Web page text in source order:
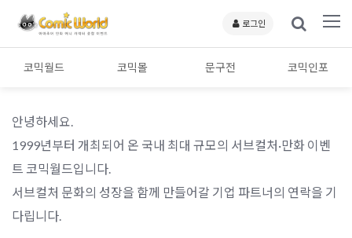
로그인
코믹월드 코믹몰 문구전 코믹인포
안녕하세요.
1999년부터 개최되어 온 국내 최대 규모의 서브컬처·만화 이벤
트 코믹월드입니다.
서브컬처 문화의 성장을 함께 만들어갈 기업 파트너의 연락을 기
다립니다.